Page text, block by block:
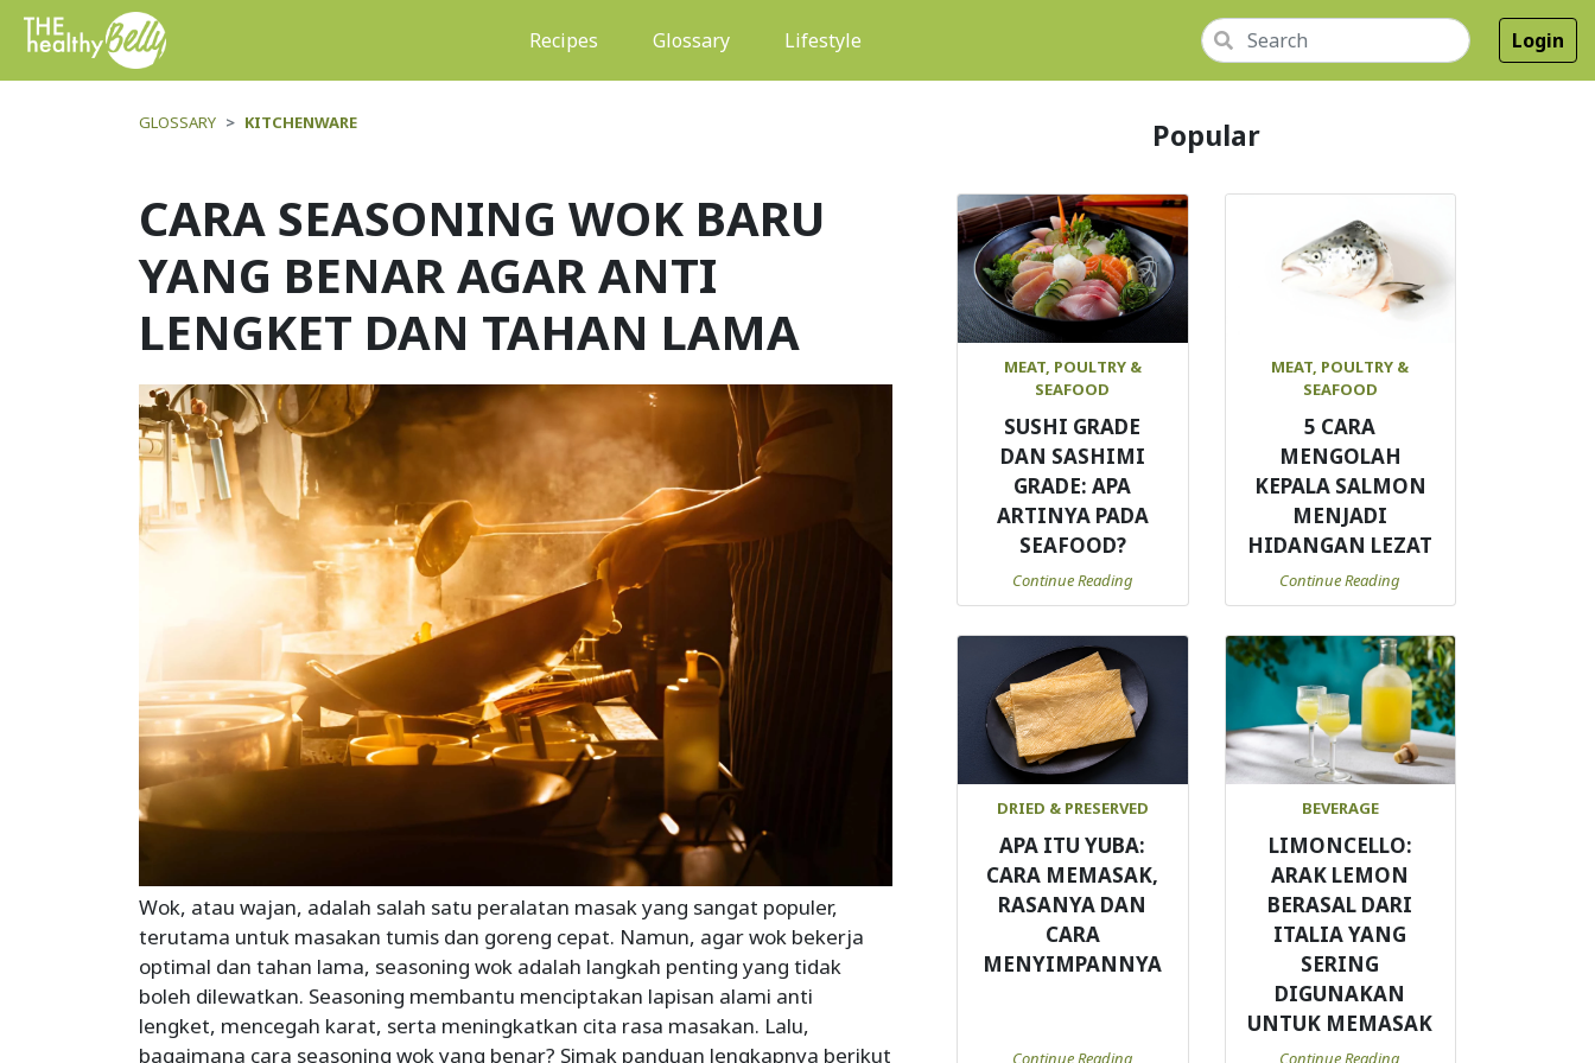
Recipes (current)Glossary Lifestyle Login
GLOSSARY KITCHENWARE
CARA SEASONING WOK BARU
YANG BENAR AGAR ANTI
LENGKET DAN TAHAN LAMA
Wok, atau wajan, adalah salah satu peralatan masak yang sangat populer,
terutama untuk masakan tumis dan goreng cepat. Namun, agar wok bekerja
optimal dan tahan lama, seasoning wok adalah langkah penting yang tidak
boleh dilewatkan. Seasoning membantu menciptakan lapisan alami anti
lengket, mencegah karat, serta meningkatkan cita rasa masakan. Lalu,
bagaimana cara seasoning wok yang benar? Simak panduan lengkapnya berikut
Popular
MEAT, POULTRY &
SEAFOOD
SUSHI GRADE
DAN SASHIMI
GRADE: APA
ARTINYA PADA
SEAFOOD?
Continue Reading
MEAT, POULTRY &
SEAFOOD
5 CARA
MENGOLAH
KEPALA SALMON
MENJADI
HIDANGAN LEZAT
Continue Reading
DRIED & PRESERVED
APA ITU YUBA:
CARA MEMASAK,
RASANYA DAN
CARA
MENYIMPANNYA
Continue Reading
BEVERAGE
LIMONCELLO:
ARAK LEMON
BERASAL DARI
ITALIA YANG
SERING
DIGUNAKAN
UNTUK MEMASAK
Continue Reading